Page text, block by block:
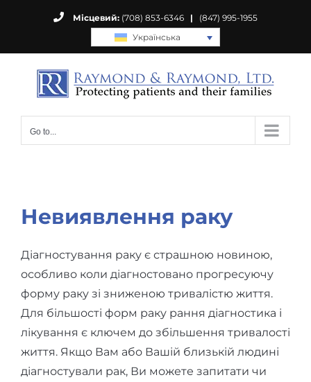
Місцевий: (708) 853-6346 |
(847) 995-1955
Українська
Go to...
Невиявлення раку
Діагностування раку є страшною новиною,
особливо коли діагностовано прогресуючу
форму раку зі зниженою тривалістю життя.
Для більшості форм раку рання діагностика і
лікування є ключем до збільшення тривалості
життя. Якщо Вам або Вашій близькій людині
діагностували рак, Ви можете запитати чи